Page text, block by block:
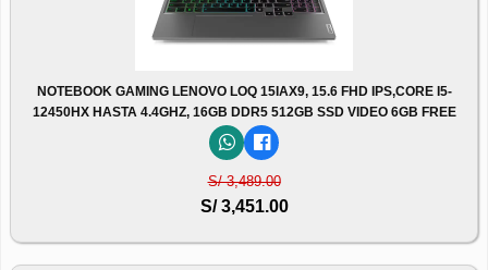
NOTEBOOK GAMING LENOVO LOQ 15IAX9, 15.6 FHD IPS,CORE I5-
12450HX HASTA 4.4GHZ, 16GB DDR5 512GB SSD VIDEO 6GB FREE
S/ 3,489.00
S/ 3,451.00